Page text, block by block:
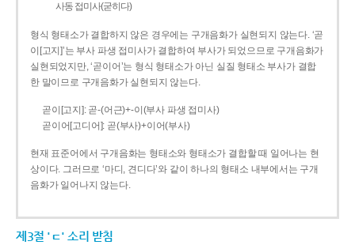
사동 접미사(굳히다)
형식 형태소가 결합하지 않은 경우에는 구개음화가 실현되지 않는다. ‘곧
이[고지]’는 부사 파생 접미사가 결합하여 부사가 되었으므로 구개음화가
실현되었지만, ‘곧이어’는 형식 형태소가 아닌 실질 형태소 부사가 결합
한 말이므로 구개음화가 실현되지 않는다.
곧이[고지]: 곧-­(어근)+­-이(부사 파생 접미사)
곧이어[고디어]: 곧(부사)+이어(부사)
현재 표준어에서 구개음화는 형태소와 형태소가 결합할 때 일어나는 현
상이다. 그러므로 ‘마디, 견디다’와 같이 하나의 형태소 내부에서는 구개
음화가 일어나지 않는다.
제3절 'ㄷ' 소리 받침